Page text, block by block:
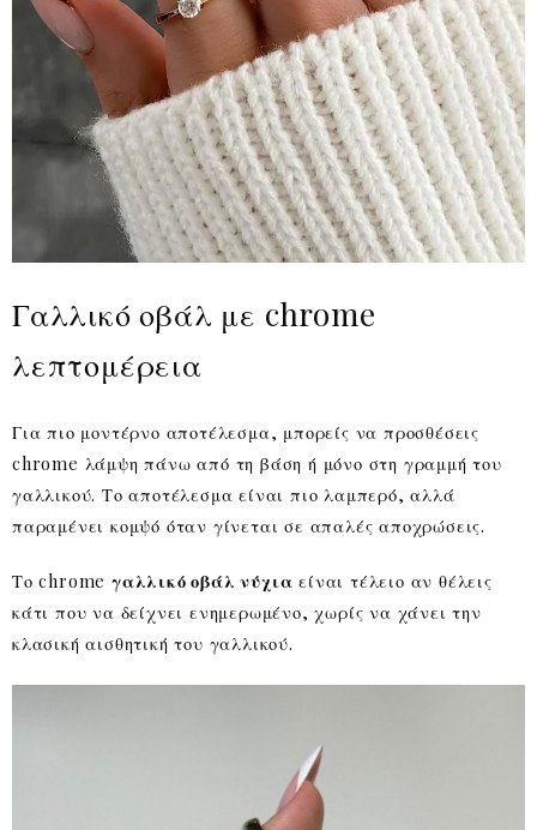
Γαλλικό οβάλ με chrome
λεπτομέρεια
Για πιο μοντέρνο αποτέλεσμα, μπορείς να προσθέσεις
chrome λάμψη πάνω από τη βάση ή μόνο στη γραμμή του
γαλλικού. Το αποτέλεσμα είναι πιο λαμπερό, αλλά
παραμένει κομψό όταν γίνεται σε απαλές αποχρώσεις.
Το chrome γαλλικό οβάλ νύχια είναι τέλειο αν θέλεις
κάτι που να δείχνει ενημερωμένο, χωρίς να χάνει την
κλασική αισθητική του γαλλικού.